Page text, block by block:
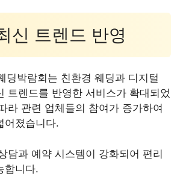
신 트렌드 반영
딩박람회는 친환경 웨딩과 디지털
트렌드를 반영한 서비스가 확대되었
라 관련 업체들의 참여가 증가하여
어졌습니다.
담과 예약 시스템이 강화되어 편리
합니다.